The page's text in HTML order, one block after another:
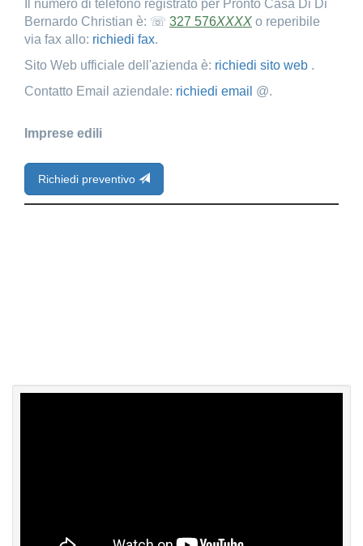
Il numero di telefono registrato per Pronto Casa Di Di
Bernardo Christian è: ☏ 327 576XXXX o reperibile
via fax allo: richiedi fax.
Sito Web ufficiale dell'azienda è: richiedi sito web .
Contatto Email aziendale: richiedi email @.
Imprese edili
Richiedi preventivo